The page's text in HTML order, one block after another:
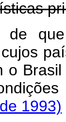
de
o
1993)